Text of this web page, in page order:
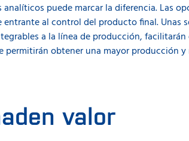
puede marcar la diferencia. Las
al control del producto final. Unas
a la línea de producción,
obtener una mayor producción y
valor